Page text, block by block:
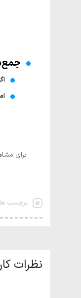
برای
برچسب
نظرات